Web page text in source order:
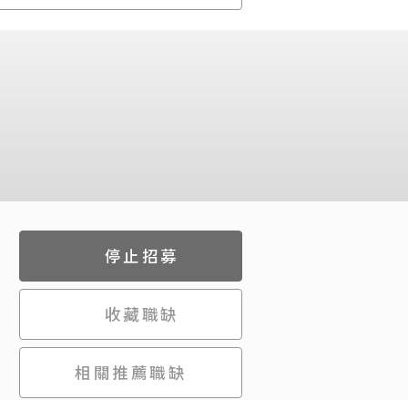
停止招募
收藏職缺
相關推薦職缺